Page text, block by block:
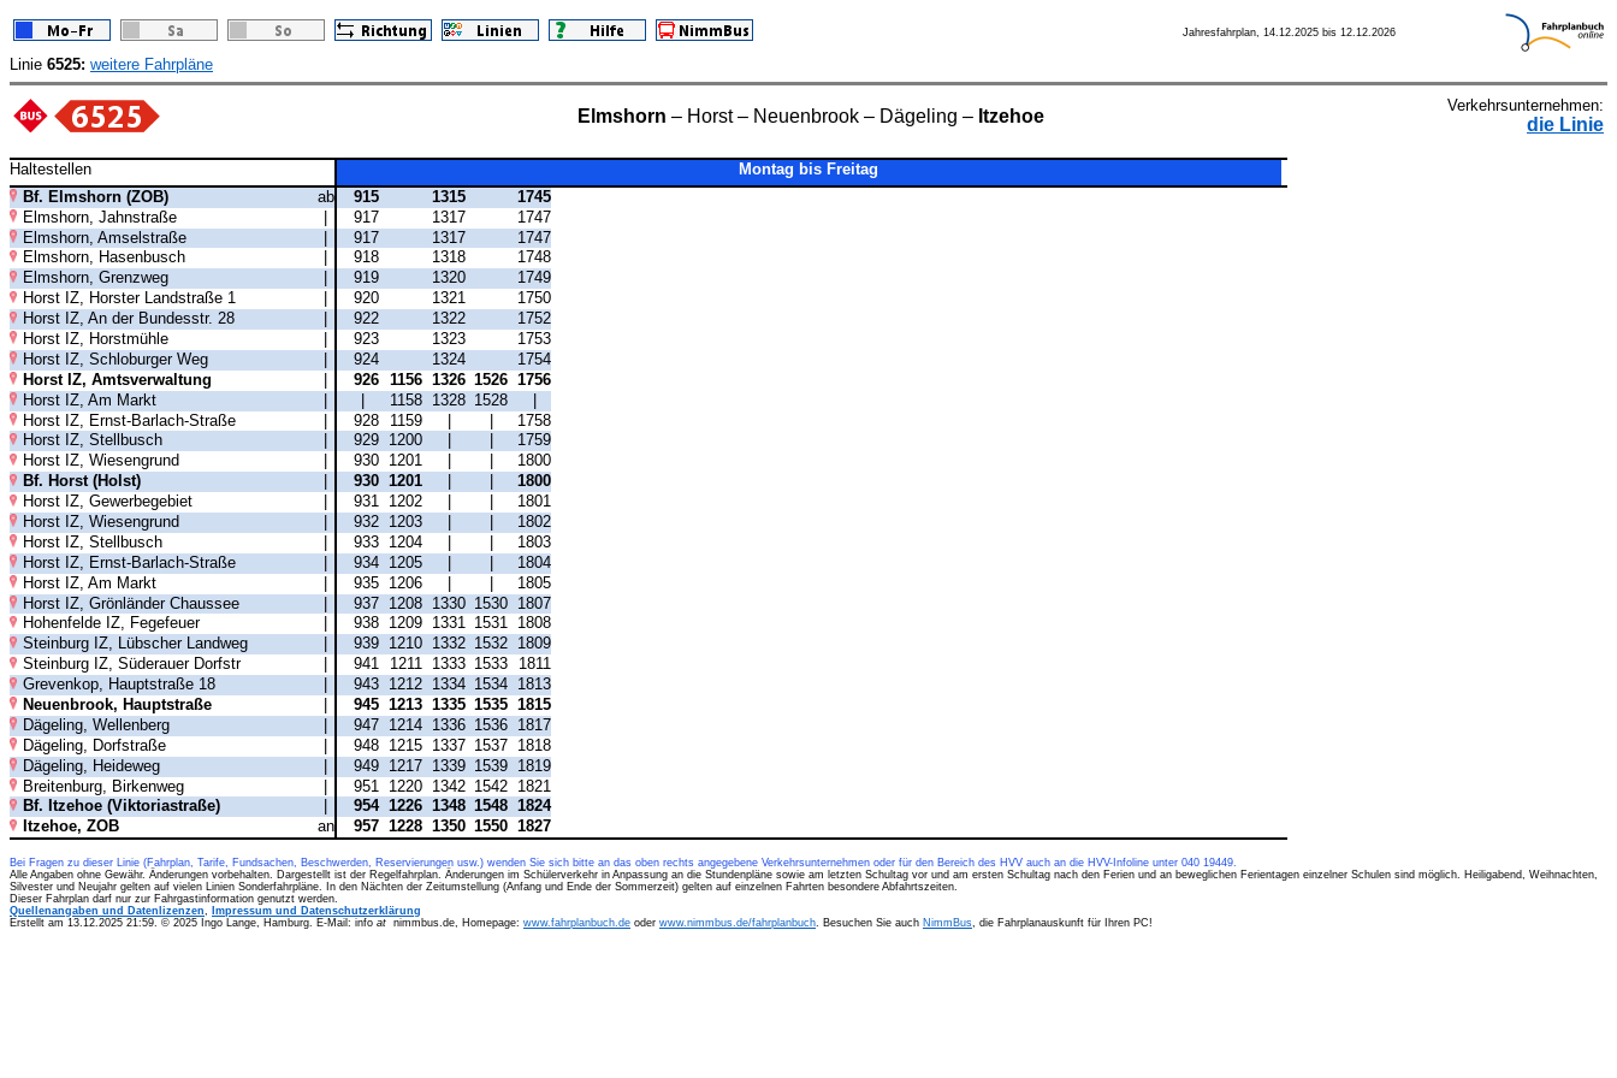
Jahresfahrplan, 14.12.2025 bis 12.12.2026
Linie 6525: weitere Fahrpläne
Elmshorn – Horst – Neuenbrook – Dägeling – Itzehoe
Verkehrsunternehmen:
die Linie
Haltestellen
Montag bis Freitag
Bf. Elmshorn (ZOB)
ab 915 1315
1745
Elmshorn, Jahnstraße
| 917 1317
1747
Elmshorn, Amselstraße
| 917 1317
1747
Elmshorn, Hasenbusch
918 1318
1748
Elmshorn, Grenzweg
919 1320
1749
Horst IZ, Horster Landstraße 1
920 1321
1750
Horst IZ, An der Bundesstr. 28
922 1322
1752
Horst IZ, Horstmühle
923 1323
1753
Horst IZ, Schloburger Weg
924 1324
1754
Horst IZ, Amtsverwaltung
926 1156 1326 1526 1756
Horst IZ, Am Markt
| | 1158 1328 1528
|
Horst IZ, Ernst-Barlach-Straße
| 928 1159 | |
1758
Horst IZ, Stellbusch
929 1200
1759
Horst IZ, Wiesengrund
930 1201
1800
Bf. Horst (Holst)
930 1201
1800
Horst IZ, Gewerbegebiet
931 1202
1801
Horst IZ, Wiesengrund
932 1203
1802
Horst IZ, Stellbusch
933 1204
1803
Horst IZ, Ernst-Barlach-Straße
934 1205
1804
Horst IZ, Am Markt
| 935 1206 | |
1805
Horst IZ, Grönländer Chaussee
| 937 1208 1330 1530 1807
Hohenfelde IZ, Fegefeuer
938 1209 1331 1531 1808
Steinburg IZ, Lübscher Landweg
939 1210 1332 1532 1809
Steinburg IZ, Süderauer Dorfstr
941 1211 1333 1533
1811
Grevenkop, Hauptstraße 18
943 1212 1334 1534 1813
Neuenbrook, Hauptstraße
945 1213 1335 1535 1815
Dägeling, Wellenberg
947 1214 1336 1536 1817
Dägeling, Dorfstraße
948 1215 1337 1537 1818
Dägeling, Heideweg
| 949 1217 1339 1539 1819
Breitenburg, Birkenweg
| 951 1220 1342 1542 1821
Bf. Itzehoe (Viktoriastraße)
954 1226 1348 1548 1824
Itzehoe, ZOB
an 957 1228 1350 1550 1827
Bei Fragen zu dieser Linie (Fahrplan, Tarife, Fundsachen, Beschwerden, Reservierungen usw.) wenden Sie sich bitte an das oben rechts angegebene Verkehrsunternehmen oder für den Bereich des HVV auch an die HVV-Infoline unter 040 19449.
Alle Angaben ohne Gewähr. Änderungen vorbehalten. Dargestellt ist der Regelfahrplan. Änderungen im Schülerverkehr in Anpassung an die Stundenpläne sowie am letzten Schultag vor und am ersten Schultag nach den Ferien und an beweglichen Ferientagen einzelner Schulen sind möglich. Heiligabend, Weihnachten,
Silvester und Neujahr gelten auf vielen Linien Sonderfahrpläne. In den Nächten der Zeitumstellung (Anfang und Ende der Sommerzeit) gelten auf einzelnen Fahrten besondere Abfahrtszeiten.
Dieser Fahrplan darf nur zur Fahrgastinformation genutzt werden.
Quellenangaben und Datenlizenzen
Impressum und Datenschutzerklärung
Erstellt am 13.12.2025 21:59. © 2025 Ingo Lange, Hamburg. E-Mail: info at nimmbus.de, Homepage: www.fahrplanbuch.de oder www.nimmbus.de/fahrplanbuch . Besuchen Sie auch NimmBus , die Fahrplanauskunft für Ihren PC!